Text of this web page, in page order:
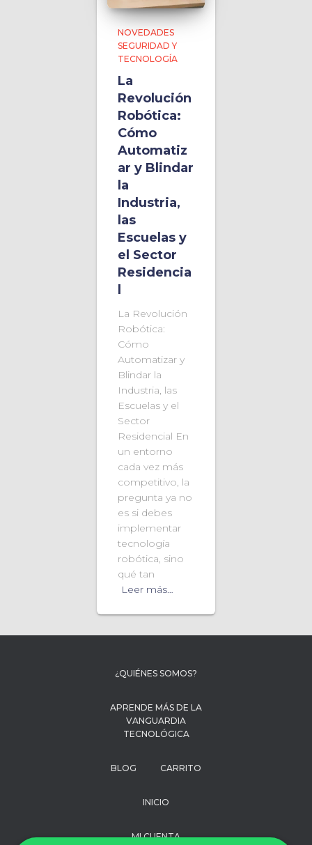
NOVEDADES
SEGURIDAD Y
TECNOLOGÍA
La
Revolución
Robótica:
Cómo
Automatiz
ar y Blindar
la
Industria,
las
Escuelas y
el Sector
Residencia
La Revolución
Robótica:
Cómo
Automatizar y
Blindar la
Industria, las
Escuelas y el
Sector
Residencial En
un entorno
cada vez más
competitivo, la
pregunta ya no
es si debes
implementar
tecnología
robótica, sino
qué tan
Leer más…
¿QUIÉNES SOMOS?
APRENDE MÁS DE LA
VANGUARDIA
TECNOLÓGICA
BLOG CARRITO
INICIO
MI CUENTA